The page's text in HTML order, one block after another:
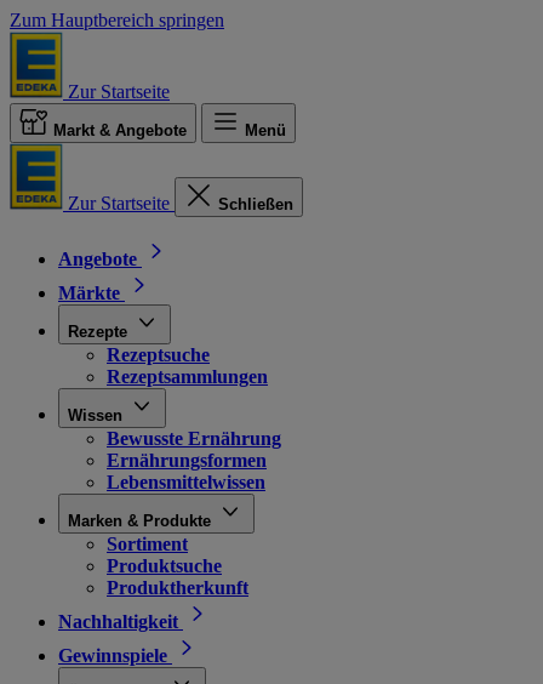
Zum Hauptbereich springen
Zur Startseite
Markt & Angebote Menü
Zur Startseite Schließen
Angebote
Märkte
Rezepte
Rezeptsuche
Rezeptsammlungen
Wissen
Bewusste Ernährung
Ernährungsformen
Lebensmittelwissen
Marken & Produkte
Sortiment
Produktsuche
Produktherkunft
Nachhaltigkeit
Gewinnspiele